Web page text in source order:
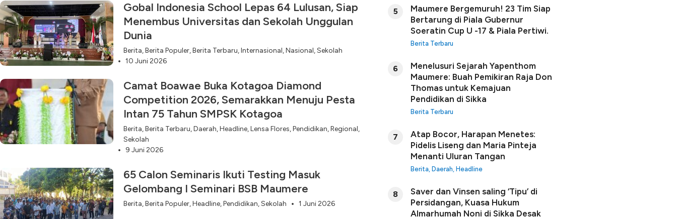
Gobal Indonesia School Lepas 64 Lulusan, Siap
Menembus Universitas dan Sekolah Unggulan
Dunia
Berita,Berita Populer,Berita Terbaru,Internasional,Nasional,Sekolah
10 Juni 2026
Camat Boawae Buka Kotagoa Diamond
Competition 2026, Semarakkan Menuju Pesta
Intan 75 Tahun SMPSK Kotagoa
Berita,Berita Terbaru,Daerah,Headline,Lensa Flores,Pendidikan,Regional,
Sekolah
9 Juni 2026
65 Calon Seminaris Ikuti Testing Masuk
Gelombang I Seminari BSB Maumere
Berita,Berita Populer,Headline,Pendidikan,Sekolah 1 Juni 2026
5
Maumere Bergemuruh! 23 Tim Siap
Bertarung di Piala Gubernur
Soeratin Cup U -17 & Piala Pertiwi.
Berita Terbaru
6
Menelusuri Sejarah Yapenthom
Maumere: Buah Pemikiran Raja Don
Thomas untuk Kemajuan
Pendidikan di Sikka
Berita Terbaru
7
Atap Bocor, Harapan Menetes:
Pidelis Liseng dan Maria Pinteja
Menanti Uluran Tangan
Berita, Daerah, Headline
8
Saver dan Vinsen saling ‘Tipu’ di
Persidangan, Kuasa Hukum
Almarhumah Noni di Sikka Desak